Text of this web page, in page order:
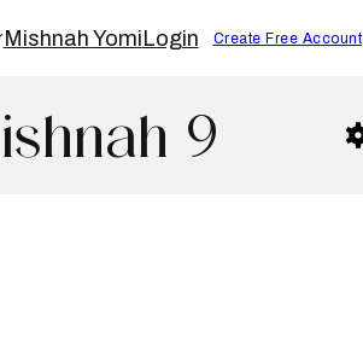
Mishnah YomiLogin Create Free Account
9